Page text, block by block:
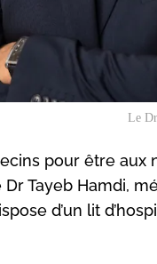
Le
pour être aux
Tayeb Hamdi,
d’un lit